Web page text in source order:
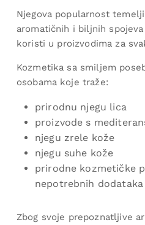
Njegova popularnost
aromatičnih i biljnih
koristi u proizvodima za
Kozmetika sa smiljem
osobama koje traže:
prirodnu njegu lica
proizvode s
njegu zrele kože
njegu suhe kože
prirodne kozmetičke
nepotrebnih dodataka
Zbog svoje prepoznatljive